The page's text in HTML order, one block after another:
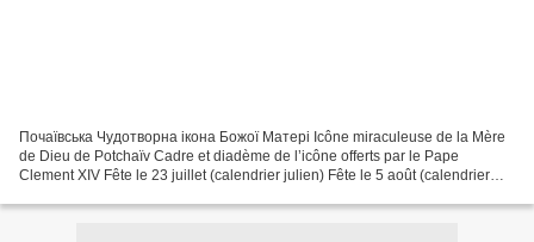
Почаївська Чудотворна ікона Божої Матері Icône miraculeuse de la Mère
de Dieu de Potchaïv Cadre et diadème de l’icône offerts par le Pape
Clement XIV Fête le 23 juillet (calendrier julien) Fête le 5 août (calendrier